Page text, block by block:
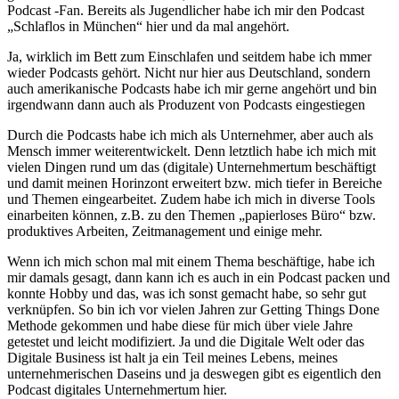
Podcast -Fan. Bereits als Jugendlicher habe ich mir den Podcast
„Schlaflos in München“ hier und da mal angehört.
Ja, wirklich im Bett zum Einschlafen und seitdem habe ich mmer
wieder Podcasts gehört. Nicht nur hier aus Deutschland, sondern
auch amerikanische Podcasts habe ich mir gerne angehört und bin
irgendwann dann auch als Produzent von Podcasts eingestiegen
Durch die Podcasts habe ich mich als Unternehmer, aber auch als
Mensch immer weiterentwickelt. Denn letztlich habe ich mich mit
vielen Dingen rund um das (digitale) Unternehmertum beschäftigt
und damit meinen Horinzont erweitert bzw. mich tiefer in Bereiche
und Themen eingearbeitet. Zudem habe ich mich in diverse Tools
einarbeiten können, z.B. zu den Themen „papierloses Büro“ bzw.
produktives Arbeiten, Zeitmanagement und einige mehr.
Wenn ich mich schon mal mit einem Thema beschäftige, habe ich
mir damals gesagt, dann kann ich es auch in ein Podcast packen und
konnte Hobby und das, was ich sonst gemacht habe, so sehr gut
verknüpfen. So bin ich vor vielen Jahren zur Getting Things Done
Methode gekommen und habe diese für mich über viele Jahre
getestet und leicht modifiziert. Ja und die Digitale Welt oder das
Digitale Business ist halt ja ein Teil meines Lebens, meines
unternehmerischen Daseins und ja deswegen gibt es eigentlich den
Podcast digitales Unternehmertum hier.